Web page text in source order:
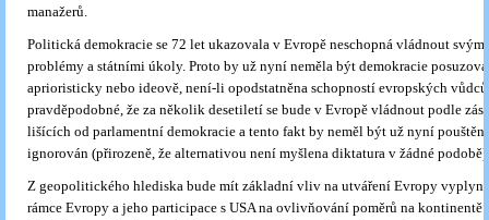
manažerů.
Politická demokracie se 72 let ukazovala v Evropě neschopná vládnout
problémy a státními úkoly. Proto by už nyní neměla být demokracie
aprioristicky nebo ideově, není-li opodstatněna schopností evropských
pravděpodobné, že za několik desetiletí se bude v Evropě vládnout podle
lišících od parlamentní demokracie a tento fakt by neměl být už nyní pouštěn
ignorován (přirozeně, že alternativou není myšlena diktatura v žádné podobě).
Z geopolitického hlediska bude mít základní vliv na utváření Evropy
rámce Evropy a jeho participace s USA na ovlivňování poměrů na